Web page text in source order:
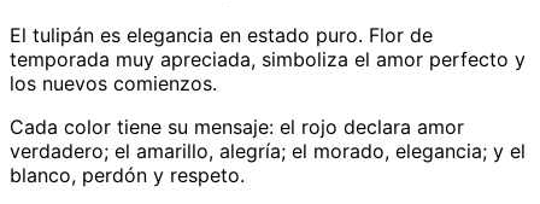
El tulipán es elegancia en estado puro. Flor de
temporada muy apreciada, simboliza el amor perfecto y
los nuevos comienzos.
Cada color tiene su mensaje: el rojo declara amor
verdadero; el amarillo, alegría; el morado, elegancia; y el
blanco, perdón y respeto.